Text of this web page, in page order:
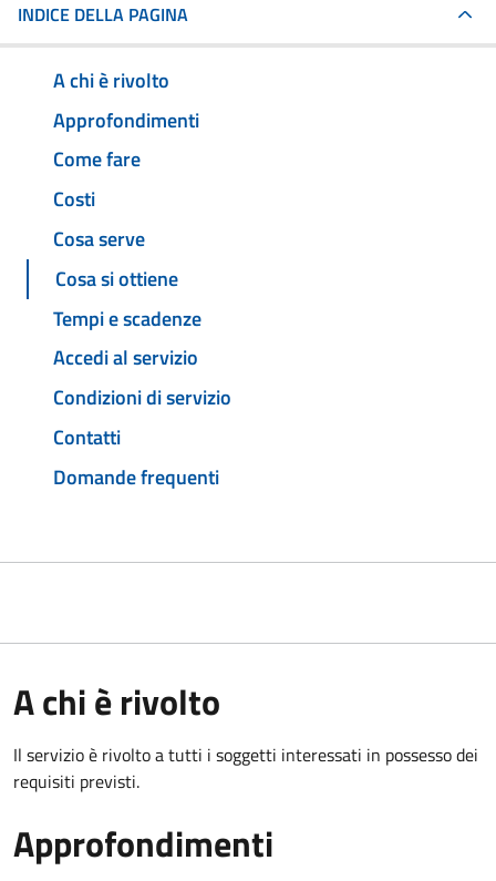
INDICE DELLA PAGINA
A chi è rivolto
Approfondimenti
Come fare
Costi
Cosa serve
Cosa si ottiene
Tempi e scadenze
Accedi al servizio
Condizioni di servizio
Contatti
Domande frequenti
A chi è rivolto
Il servizio è rivolto a tutti i soggetti interessati in possesso dei
requisiti previsti.
Approfondimenti